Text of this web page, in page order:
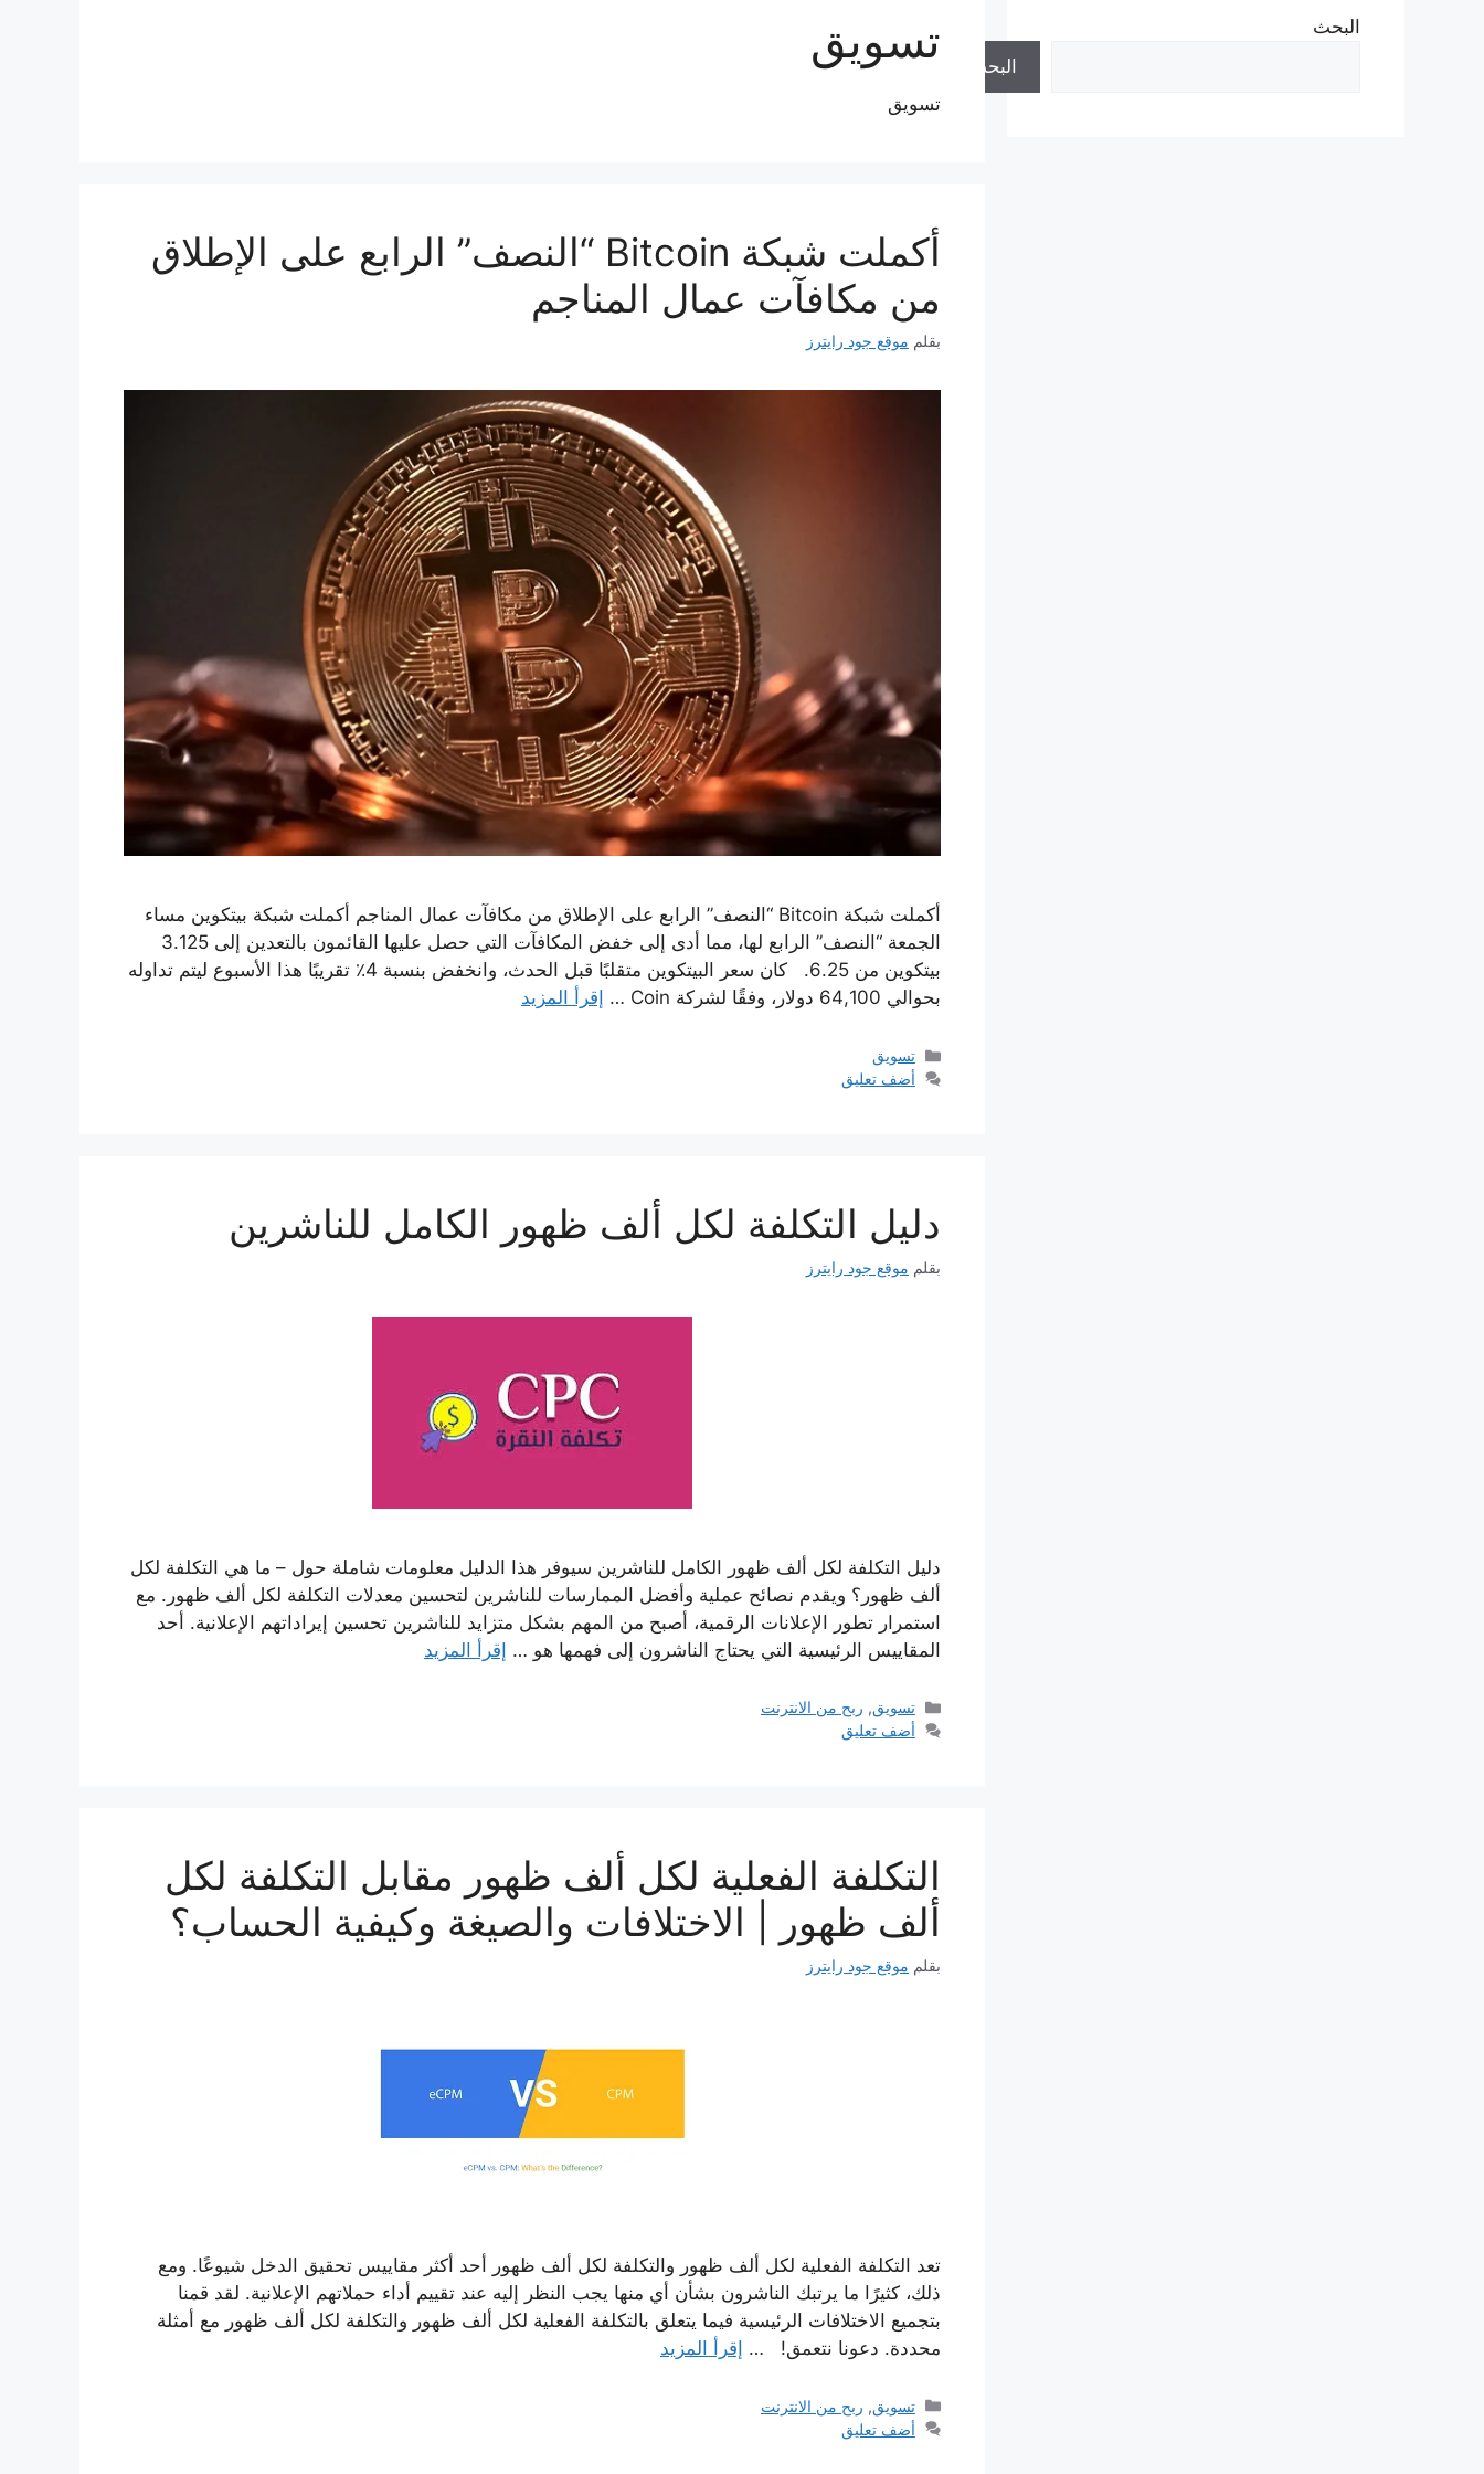
تسويق
تسويق
أكملت شبكة Bitcoin “النصف” الرابع على الإطلاق
من مكافآت عمال المناجم
بقلم موقع جود رايترز
أكملت شبكة Bitcoin “النصف” الرابع على الإطلاق من مكافآت عمال المناجم أكملت شبكة بيتكوين مساء
الجمعة “النصف” الرابع لها، مما أدى إلى خفض المكافآت التي حصل عليها القائمون بالتعدين إلى 3.125
بيتكوين من 6.25. كان سعر البيتكوين متقلبًا قبل الحدث، وانخفض بنسبة 4٪ تقريبًا هذا الأسبوع ليتم تداوله
بحوالي 64,100 دولار، وفقًا لشركة Coin …
إقرأ المزيد
التصنيفات
تسويق
أضف تعليق
دليل التكلفة لكل ألف ظهور الكامل للناشرين
بقلم موقع جود رايترز
دليل التكلفة لكل ألف ظهور الكامل للناشرين سيوفر هذا الدليل معلومات شاملة حول – ما هي التكلفة لكل
ألف ظهور؟ ويقدم نصائح عملية وأفضل الممارسات للناشرين لتحسين معدلات التكلفة لكل ألف ظهور. مع
استمرار تطور الإعلانات الرقمية، أصبح من المهم بشكل متزايد للناشرين تحسين إيراداتهم الإعلانية. أحد
المقاييس الرئيسية التي يحتاج الناشرون إلى فهمها هو … إقرأ المزيد
التصنيفات
تسويق, ربح من الانترنت
أضف تعليق
التكلفة الفعلية لكل ألف ظهور مقابل التكلفة لكل
ألف ظهور | الاختلافات والصيغة وكيفية الحساب؟
بقلم موقع جود رايترز
تعد التكلفة الفعلية لكل ألف ظهور والتكلفة لكل ألف ظهور أحد أكثر مقاييس تحقيق الدخل شيوعًا. ومع
ذلك، كثيرًا ما يرتبك الناشرون بشأن أي منها يجب النظر إليه عند تقييم أداء حملاتهم الإعلانية. لقد قمنا
بتجميع الاختلافات الرئيسية فيما يتعلق بالتكلفة الفعلية لكل ألف ظهور والتكلفة لكل ألف ظهور مع أمثلة
محددة. دعونا نتعمق! … إقرأ المزيد
التصنيفات
تسويق, ربح من الانترنت
أضف تعليق
البحث
البحث